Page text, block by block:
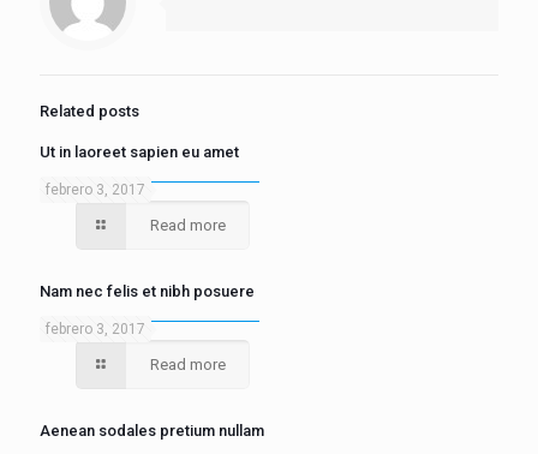
Related posts
febrero 3, 2017
Ut in laoreet sapien eu amet
Read more
febrero 3, 2017
Nam nec felis et nibh posuere
Read more
Aenean sodales pretium nullam